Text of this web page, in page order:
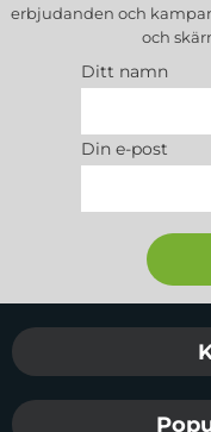
erbjudanden och
och
Ditt namn
Din e-post
Sidfot